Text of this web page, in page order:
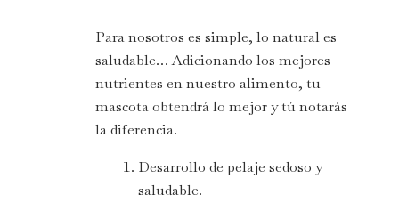
Para nosotros es simple, lo natural es
saludable… Adicionando los mejores
nutrientes en nuestro alimento, tu
mascota obtendrá lo mejor y tú notarás
la diferencia.
Desarrollo de pelaje sedoso y
saludable.